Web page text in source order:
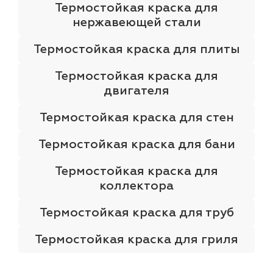
Термостойкая краска для
нержавеющей стали
Термостойкая краска для плиты
Термостойкая краска для
двигателя
Термостойкая краска для стен
Термостойкая краска для бани
Термостойкая краска для
коллектора
Термостойкая краска для труб
Термостойкая краска для гриля